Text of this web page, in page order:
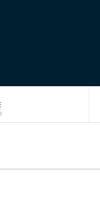
ARIANEWEB